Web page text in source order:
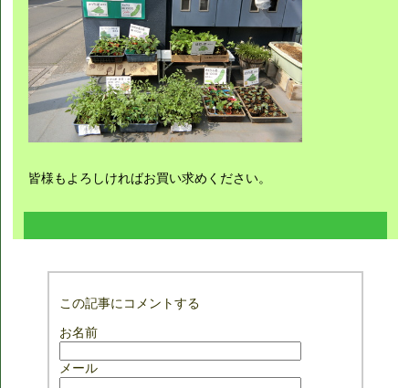
られる地域社会の実現を願っています
皆様もよろしければお買い求めください。
この記事にコメントする
お名前
メール